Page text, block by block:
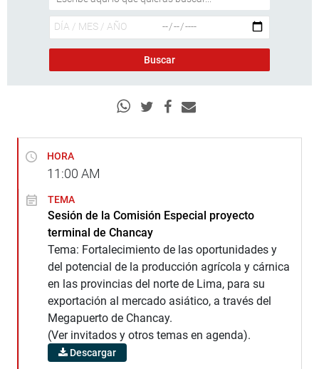
HORA
11:00 AM
TEMA
Sesión de la Comisión Especial proyecto
terminal de Chancay
Tema: Fortalecimiento de las oportunidades y
del potencial de la producción agrícola y cárnica
en las provincias del norte de Lima, para su
exportación al mercado asiático, a través del
Megapuerto de Chancay.
(Ver invitados y otros temas en agenda).
Descargar